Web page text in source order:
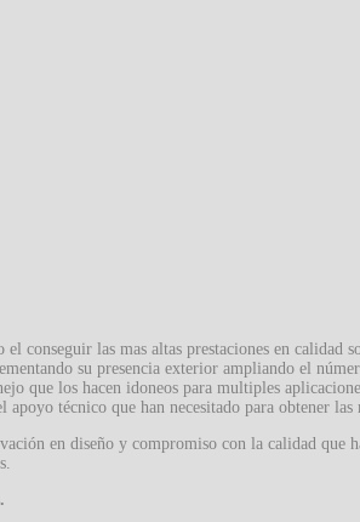
conseguir las mas altas prestaciones en calidad
su presencia exterior ampliando el
que los hacen idoneos para multiples
técnico que han necesitado para obtener
en diseño y compromiso con la calidad que